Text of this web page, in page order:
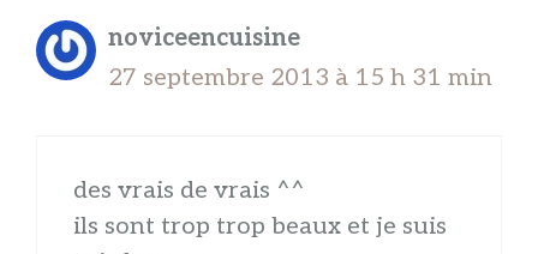
noviceencuisine
27 septembre 2013 à 15 h 31 min
des vrais de vrais ^^
ils sont trop trop beaux et je suis